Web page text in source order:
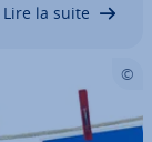
Lire la suite